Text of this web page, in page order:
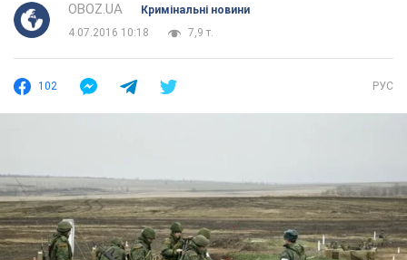
OBOZ.UA
Кримінальні новини
4.07.2016 10:18
7,9 т.
102 РУС